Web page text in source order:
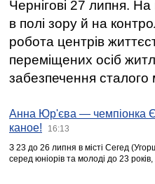
Чернігові 27 липня.
в полі зору й на
робота центрів
переміщених осіб
забезпечення сталого
Анна Юр'єва — чемпіонка
каное!
16:13
З 23 до 26 липня в місті Сегед
серед юніорів та молоді до 23